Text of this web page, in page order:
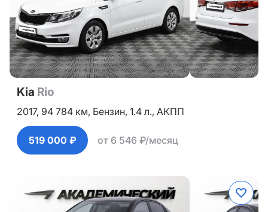
Kia Rio
2017, 94 784 км, Бензин, 1.4 л., АКПП
519 000 ₽ от 6 546 ₽/месяц